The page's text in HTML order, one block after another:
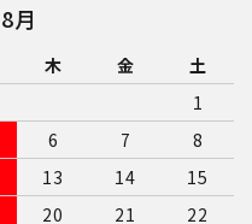
月
木 金
土
1
6 7
8
13 14
15
20 21 22